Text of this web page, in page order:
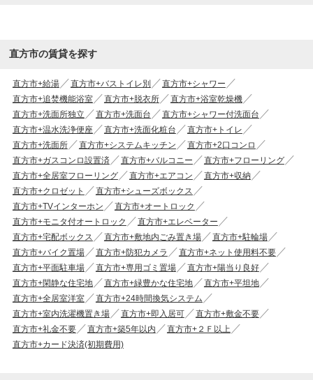
直方市の賃貸を探す
直方市+給湯 直方市+バストイレ別
直方市+シャワー
直方市+追焚機能浴室
直方市+脱衣所
直方市+浴室乾燥機
直方市+洗面所独立
直方市+洗面台
直方市+シャワー付洗面台
直方市+温水洗浄便座
直方市+洗面化粧台
直方市+トイレ
直方市+洗面所
直方市+システムキッチン
直方市+2口コンロ
直方市+ガスコンロ設置済
直方市+バルコニー
直方市+フローリング
直方市+全居室フローリング
直方市+エアコン
直方市+収納
直方市+クロゼット
直方市+シューズボックス
直方市+TVインターホン
直方市+オートロック
直方市+モニタ付オートロック
直方市+エレベーター
直方市+宅配ボックス
直方市+敷地内ごみ置き場
直方市+駐輪場
直方市+バイク置場
直方市+防犯カメラ
直方市+ネット使用料不要
直方市+平面駐車場
直方市+専用ゴミ置場
直方市+陽当り良好
直方市+閑静な住宅地
直方市+緑豊かな住宅地
直方市+平坦地
直方市+全居室洋室
直方市+24時間換気システム
直方市+室内洗濯機置き場
直方市+即入居可
直方市+敷金不要
直方市+礼金不要
直方市+築5年以内
直方市+２Ｆ以上
直方市+カード決済(初期費用)